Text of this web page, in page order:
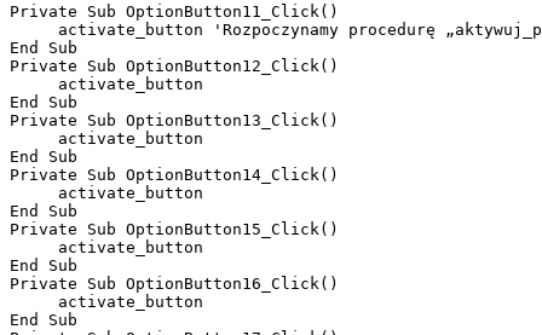
Private Sub OptionButton11_Click()
activate_button 'Rozpoczynamy procedurę
End Sub
Private Sub OptionButton12_Click()
     activate_button
End Sub
Private Sub OptionButton13_Click()
     activate_button
End Sub
Private Sub OptionButton14_Click()
     activate_button
End Sub
Private Sub OptionButton15_Click()
     activate_button
End Sub
Private Sub OptionButton16_Click()
     activate_button
End Sub